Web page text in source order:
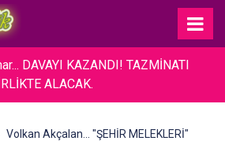
YENİ SEVGİLİSİ İSPANYOL!
Volkan Akçalan... "ŞEHİR MELEKLERİ"